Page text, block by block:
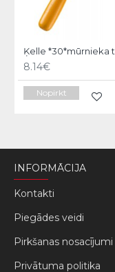
8.14€
Nopirkt
INFORMĀCIJA
Kontakti
Piegādes veidi
Pirkšanas nosacījumi
Privātuma politika